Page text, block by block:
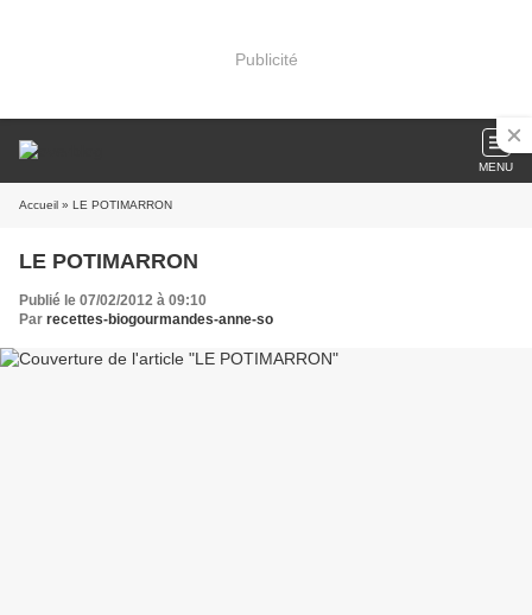
Publicité
MENU
Accueil » LE POTIMARRON
LE POTIMARRON
Publié le 07/02/2012 à 09:10
Par recettes-biogourmandes-anne-so